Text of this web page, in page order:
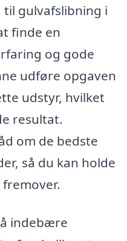
gulvafslibning i
finde en
og gode
udføre opgaven
udstyr, hvilket
resultat.
om de bedste
så du kan holde
indebære